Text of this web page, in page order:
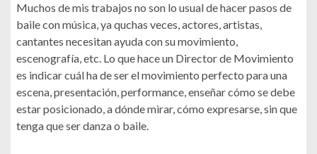
Muchos de mis trabajos no son lo usual de hacer pasos de
baile con música, ya quchas veces, actores, artistas,
cantantes necesitan ayuda con su movimiento,
escenografía, etc. Lo que hace un Director de Movimiento
es indicar cuál ha de ser el movimiento perfecto para una
escena, presentación, performance, enseñar cómo se debe
estar posicionado, a dónde mirar, cómo expresarse, sin que
tenga que ser danza o baile.